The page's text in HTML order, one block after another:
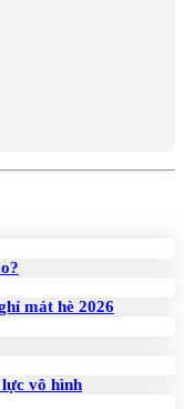
mát hè 2026
vô hình